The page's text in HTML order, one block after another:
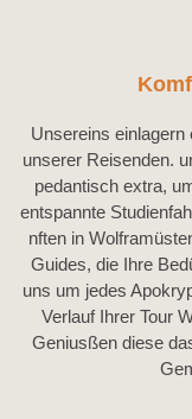
Unsereins einlagern
unserer Reisenden.
pedantisch extra,
entspannte
nften in
Guides, die Ihre
uns um jedes
Verlauf Ihrer Tour
Geniusßen diese